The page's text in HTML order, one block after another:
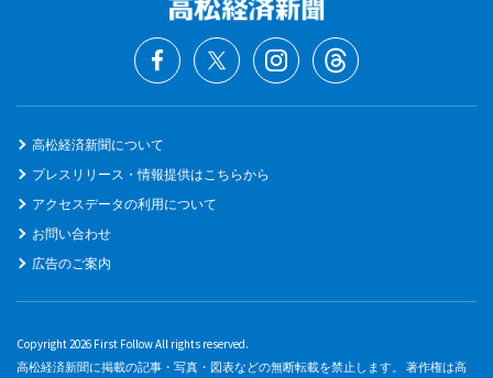
高松経済新聞について
プレスリリース・情報提供はこちらから
アクセスデータの利用について
お問い合わせ
広告のご案内
Copyright 2026 First Follow All rights reserved.
高松経済新聞に掲載の記事・写真・図表などの無断転載を禁止します。 著作権は高